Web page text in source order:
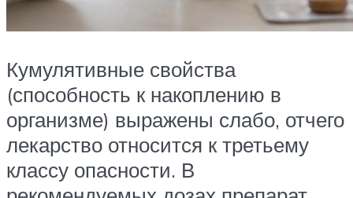
Кумулятивные свойства
(способность к накоплению в
организме) выражены слабо, отчего
лекарство относится к третьему
классу опасности. В